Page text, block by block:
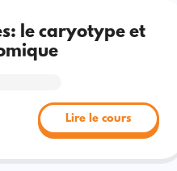
le caryotype et
Lire le cours